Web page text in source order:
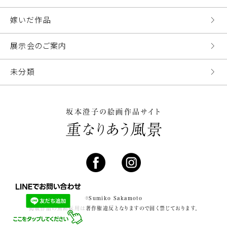
嫁いだ作品
展示会のご案内
未分類
坂本澄子の絵画作品サイト
©Sumiko Sakamoto
掲載作品の無断転用は著作権違反となりますので固く禁じております。